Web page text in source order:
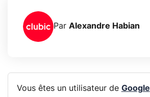
Par Alexandre Habian
Vous êtes un utilisateur de Google